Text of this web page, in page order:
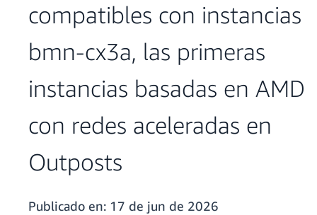
compatibles con instancias
bmn-cx3a, las primeras
instancias basadas en AMD
con redes aceleradas en
Outposts
Publicado en: 17 de jun de 2026